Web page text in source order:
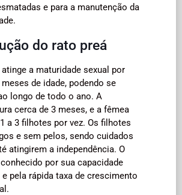
e para a manutenção da
do rato preá
a maturidade sexual por
de idade, podendo se
longo de todo o ano. A
cerca de 3 meses, e a fêmea
a 3 filhotes por vez. Os filhotes
e sem pelos, sendo cuidados
atingirem a independência. O
por sua capacidade
e pela rápida taxa de crescimento